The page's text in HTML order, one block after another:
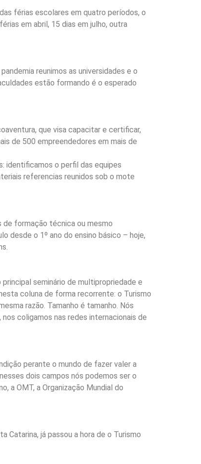
férias escolares em quatro períodos, o
em abril, 15 dias em julho, outra
reunimos as universidades e o
estão formando é o esperado
que visa capacitar e certificar,
de 500 empreendedores em mais de
identificamos o perfil das equipes
referencias reunidos sob o mote
de formação técnica ou mesmo
desde o 1º ano do ensino básico – hoje,
seminário de multipropriedade e
coluna de forma recorrente: o Turismo
razão. Tamanho é tamanho. Nós
coligamos nas redes internacionais de
perante o mundo de fazer valer a
dois campos nós podemos ser o
a OMT, a Organização Mundial do
Catarina, já passou a hora de o Turismo